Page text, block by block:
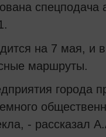
на 7 мая,
маршруты.
города
- рассказал